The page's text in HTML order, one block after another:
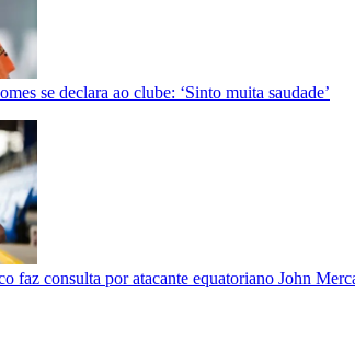
se declara ao clube: ‘Sinto muita saudade’
faz consulta por atacante equatoriano John